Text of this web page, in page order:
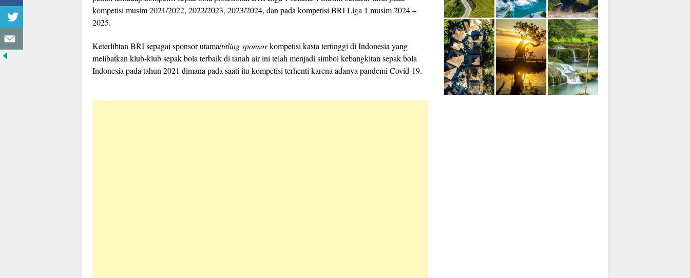
kompetisi musim 2021/2022, 2022/2023, 2023/2024, dan pada kompetisi BRI Liga 1 musim 2024 –
2025.
Keterlibtan BRI sepagai sponsor utama/titling sponsorkompetisi kasta tertinggi di Indonesia yang
melibatkan klub-klub sepak bola terbaik di tanah air ini telah menjadi simbol kebangkitan sepak bola
Indonesia pada tahun 2021 dimana pada saati itu kompetisi terhenti karena adanya pandemi Covid-19.